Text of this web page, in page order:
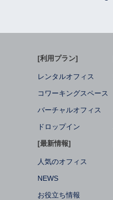
[利用プラン]
レンタルオフィス
コワーキングスペース
バーチャルオフィス
ドロップイン
[最新情報]
人気のオフィス
NEWS
お役立ち情報